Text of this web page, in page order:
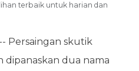
terbaik untuk harian dan
Persaingan skutik
dipanaskan dua nama